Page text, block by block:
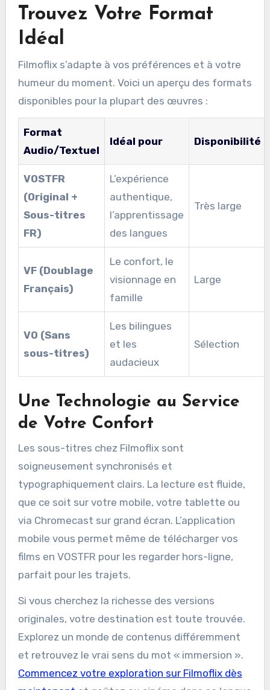
Trouvez Votre Format
Idéal
Filmoflix s’adapte à vos préférences et à votre
humeur du moment. Voici un aperçu des formats
disponibles pour la plupart des œuvres :
Format
Audio/Textuel
Idéal pour Disponibilité
VOSTFR
(Original +
Sous-titres
FR)
L’expérience
authentique,
l’apprentissage
des langues
Très large
VF (Doublage
Français)
Le confort, le
visionnage en
famille
Large
VO (Sans
sous-titres)
Les bilingues
et les
audacieux
Sélection
Une Technologie au Service
de Votre Confort
Les sous-titres chez Filmoflix sont
soigneusement synchronisés et
typographiquement clairs. La lecture est fluide,
que ce soit sur votre mobile, votre tablette ou
via Chromecast sur grand écran. L’application
mobile vous permet même de télécharger vos
films en VOSTFR pour les regarder hors-ligne,
parfait pour les trajets.
Si vous cherchez la richesse des versions
originales, votre destination est toute trouvée.
Explorez un monde de contenus différemment
et retrouvez le vrai sens du mot « immersion ».
Commencez votre exploration sur Filmoflix dès